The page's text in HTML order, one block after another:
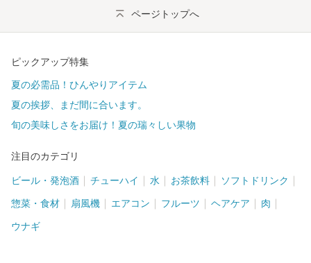
ページトップへ
ピックアップ特集
夏の必需品！ひんやりアイテム
夏の挨拶、まだ間に合います。
旬の美味しさをお届け！夏の瑞々しい果物
注目のカテゴリ
ビール・発泡酒 チューハイ 水 お茶飲料 ソフトドリンク
惣菜・食材 扇風機 エアコン フルーツ ヘアケア 肉
ウナギ